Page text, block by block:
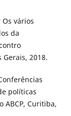
Os vários
da
2018.
políticas
ABCP, Curitiba,